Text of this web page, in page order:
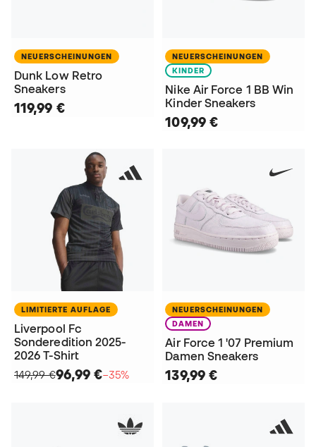
NEUERSCHEINUNGEN
Dunk Low Retro
Sneakers
119,99 €
NEUERSCHEINUNGEN
KINDER
Nike Air Force 1 BB Win
Kinder Sneakers
109,99 €
LIMITIERTE AUFLAGE
Liverpool Fc
Sonderedition 2025-
2026 T-Shirt
149,99 €96,99 €−35%
NEUERSCHEINUNGEN
DAMEN
Air Force 1 '07 Premium
Damen Sneakers
139,99 €